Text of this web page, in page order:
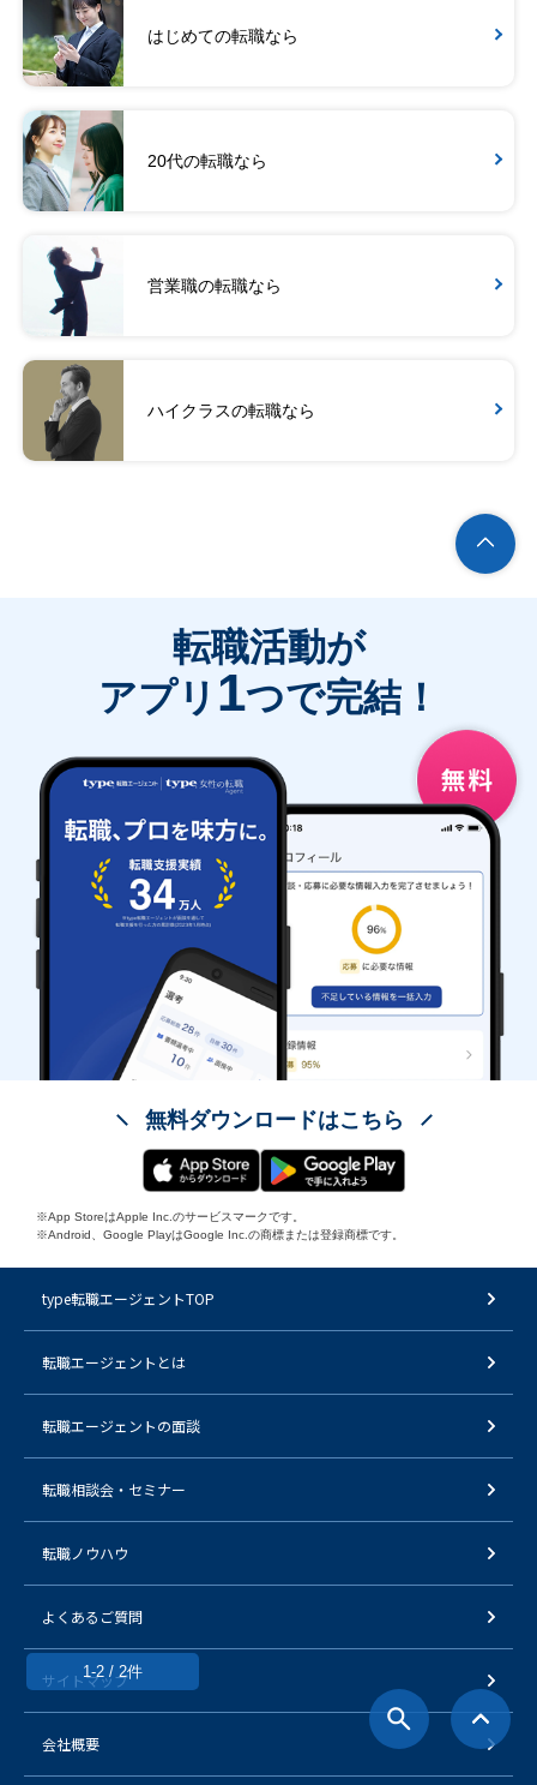
はじめての転職なら
20代の転職なら
営業職の転職なら
ハイクラスの転職なら
1-2 / 2件
転職活動が
アプリ 1つで完結！
無料ダウンロードはこちら
※App StoreはApple Inc.のサービスマークです。
※Android、Google PlayはGoogle Inc.の商標または登録商標です。
type転職エージェントTOP
転職エージェントとは
転職エージェントの面談
転職相談会・セミナー
転職ノウハウ
よくあるご質問
サイトマップ
会社概要